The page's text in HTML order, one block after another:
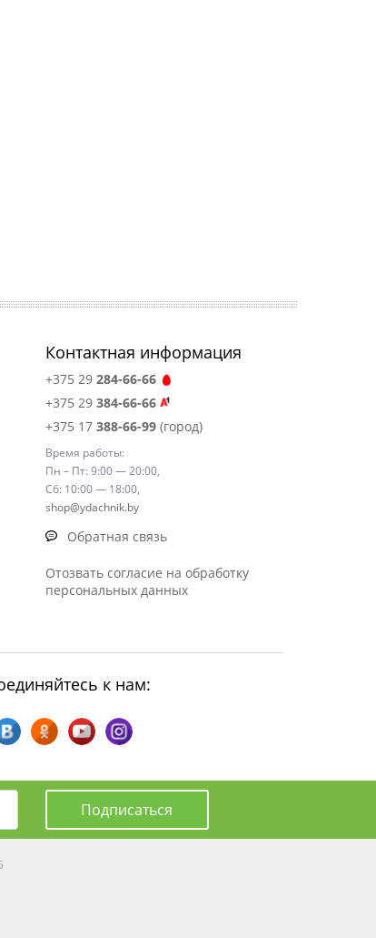
Контактная информация
+375 29 284-66-66
+375 29 384-66-66
+375 17 388-66-99(город)
Время работы:
Пн – Пт: 9:00 — 20:00,
Сб: 10:00 — 18:00,
shop@ydachnik.by
Обратная связь
Отозвать согласие на обработку
персональных данных
к нам:
Подписаться